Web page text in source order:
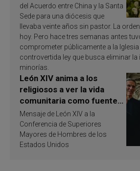
del Acuerdo entre China y la Santa
Sede para una diócesis que
llevaba veinte años sin pastor. La
hoy. Pero hace tres semanas antes
comprometer públicamente a la
controvertida ley que busca eliminar la
minorías.
León XIV anima a los
religiosos a ver la vida
comunitaria como fuente
de inspiración y
santificación
Mensaje de León XIV a la
Conferencia de Superiores
Mayores de Hombres de los
Estados Unidos